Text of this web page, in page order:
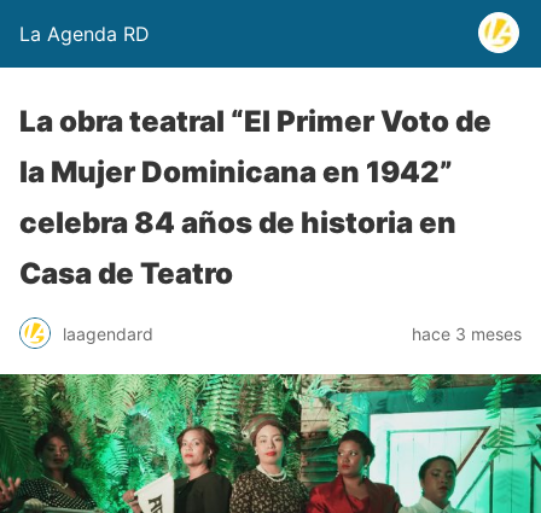
La Agenda RD
La obra teatral “El Primer Voto de
la Mujer Dominicana en 1942”
celebra 84 años de historia en
Casa de Teatro
laagendard hace 3 meses